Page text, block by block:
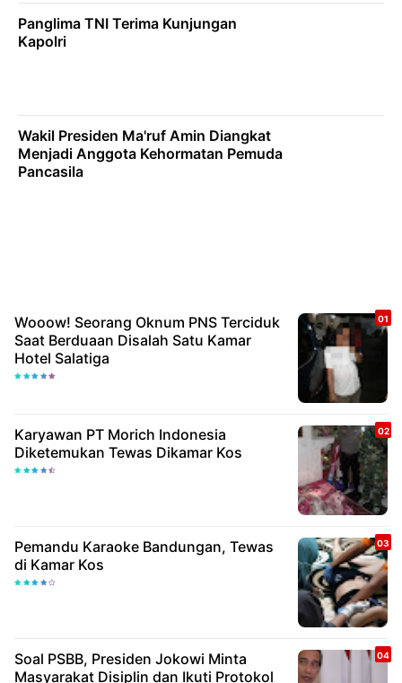
Panglima TNI Terima Kunjungan
Kapolri
Wakil Presiden Ma'ruf Amin Diangkat
Menjadi Anggota Kehormatan Pemuda
Pancasila
Wooow! Seorang Oknum PNS Terciduk
Saat Berduaan Disalah Satu Kamar
Hotel Salatiga
Karyawan PT Morich Indonesia
Diketemukan Tewas Dikamar Kos
Pemandu Karaoke Bandungan, Tewas
di Kamar Kos
Soal PSBB, Presiden Jokowi Minta
Masyarakat Disiplin dan Ikuti Protokol